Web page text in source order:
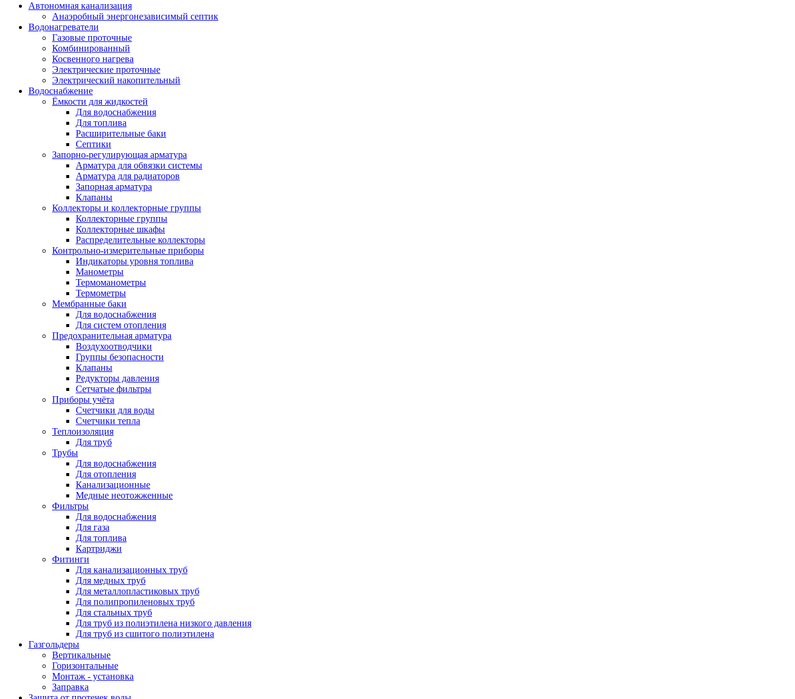
Автономная канализация
Анаэробный энергонезависимый септик
Водонагреватели
Газовые проточные
Комбинированный
Косвенного нагрева
Электрические проточные
Электрический накопительный
Водоснабжение
Ёмкости для жидкостей
Для водоснабжения
Для топлива
Расширительные баки
Септики
Запорно-регулирующая арматура
Арматура для обвязки системы
Арматура для радиаторов
Запорная арматура
Клапаны
Коллекторы и коллекторные группы
Коллекторные группы
Коллекторные шкафы
Распределительные коллекторы
Контрольно-измерительные приборы
Индикаторы уровня топлива
Манометры
Термоманометры
Термометры
Мембранные баки
Для водоснабжения
Для систем отопления
Предохранительная арматура
Воздухоотводчики
Группы безопасности
Клапаны
Редукторы давления
Сетчатые фильтры
Приборы учёта
Счетчики для воды
Счетчики тепла
Теплоизоляция
Для труб
Трубы
Для водоснабжения
Для отопления
Канализационные
Медные неотожженные
Фильтры
Для водоснабжения
Для газа
Для топлива
Картриджи
Фитинги
Для канализационных труб
Для медных труб
Для металлопластиковых труб
Для полипропиленовых труб
Для стальных труб
Для труб из полиэтилена низкого давления
Для труб из сшитого полиэтилена
Газгольдеры
Вертикальные
Горизонтальные
Монтаж - установка
Заправка